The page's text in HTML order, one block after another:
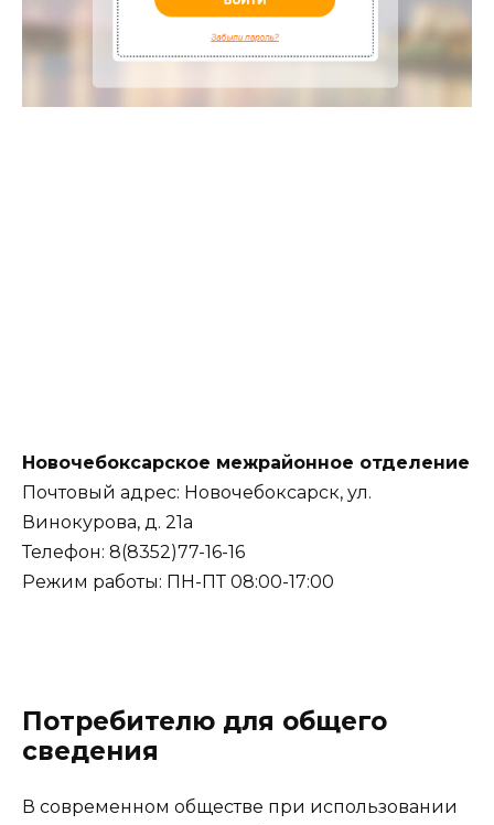
Новочебоксарское межрайонное отделение
Почтовый адрес: Новочебоксарск, ул.
Винокурова, д. 21а
Телефон: 8(8352)77-16-16
Режим работы: ПН-ПТ 08:00-17:00
Потребителю для общего
сведения
В современном обществе при использовании